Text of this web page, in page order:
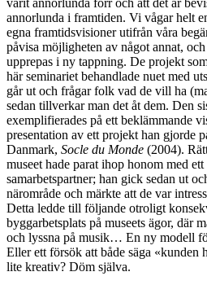
annorlunda i framtiden. Vi vågar helt
egna framtidsvisioner utifrån våra
påvisa möjligheten av något annat,
upprepas i ny tappning. De projekt
här seminariet behandlade nuet med
går ut och frågar folk vad de vill ha
sedan tillverkar man det åt dem. Den
exemplifierades på ett beklämmande
presentation av ett projekt han gjorde
Danmark, Socle du Monde (2004).
museet hade parat ihop honom med
samarbetspartner; han gick sedan ut
närområde och märkte att de var
Detta ledde till följande otroligt
byggarbetsplats på museets ägor, där
och lyssna på musik… En ny modell
Eller ett försök att både säga «kunden
lite kreativ? Döm själva.